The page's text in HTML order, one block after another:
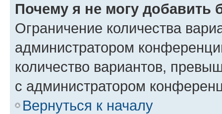
Почему я не могу добавить
Ограничение количества
администратором
количество вариантов,
с администратором
Вернуться к началу